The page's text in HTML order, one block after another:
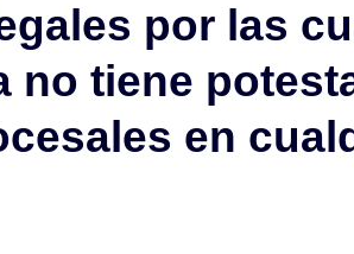
por las
no tiene
en